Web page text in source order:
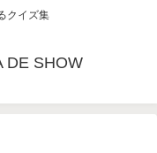
クイズ集
DE SHOW